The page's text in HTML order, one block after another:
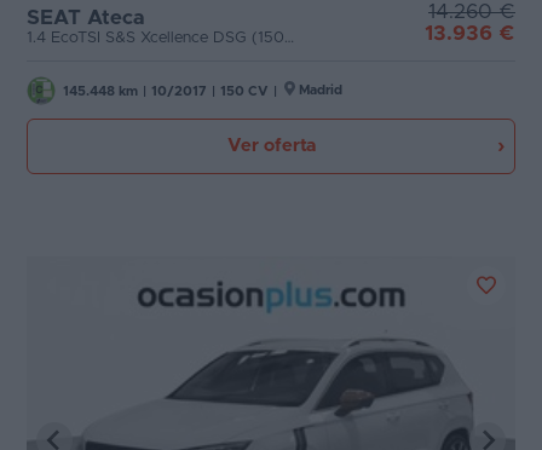
SEAT Ateca
1.4 EcoTSI S&S Xcellence DSG (150 CV)
14.260 €
13.936 €
145.448 km 10/2017 150 CV Madrid
Ver oferta